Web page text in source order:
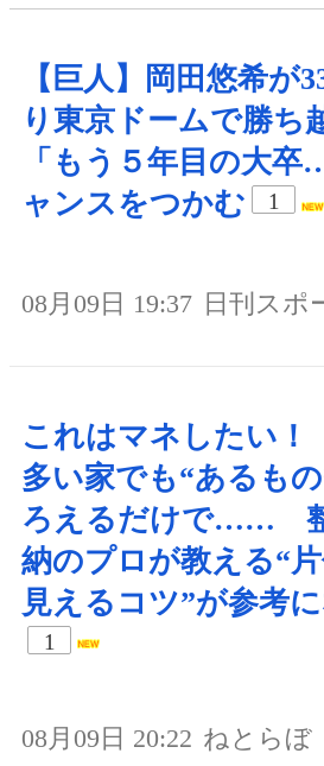
【巨人】岡田悠希が
り東京ドームで勝ち
「もう５年目の大卒
ャンスをつかむ
1
08月09日 19:37 日刊スポ
これはマネしたい
多い家でも“あるも
ろえるだけで……
納のプロが教える“
見えるコツ”が参考
1
08月09日 20:22 ねとらぼ